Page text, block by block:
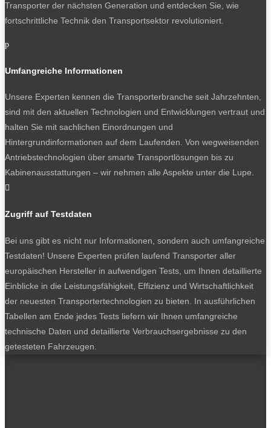
Transporter der nächsten Generation und entdecken Sie, wie
fortschrittliche Technik den Transportsektor revolutioniert.
p
Umfangreiche Informationen
Unsere Experten kennen die Transporterbranche seit Jahrzehnten,
sind mit den aktuellen Technologien und Entwicklungen vertraut und
halten Sie mit sachlichen Einordnungen und
Hintergrundinformationen auf dem Laufenden. Von wegweisenden
Antriebstechnologien über smarte Transportlösungen bis zu
Kabinenausstattungen – wir nehmen alle Aspekte unter die Lupe.

Zugriff auf Testdaten
Bei uns gibt es nicht nur Informationen, sondern auch umfangreiche
Testdaten! Unsere Experten prüfen laufend Transporter aller
europäischen Hersteller in aufwendigen Tests, um Ihnen detaillierte
Einblicke in die Leistungsfähigkeit, Effizienz und Wirtschaftlichkeit
der neuesten Transportertechnologien zu bieten. In ausführlichen
Tabellen am Ende jedes Tests liefern wir Ihnen umfangreiche
technische Daten und detaillierte Verbrauchsergebnisse zu den
getesteten Fahrzeugen.